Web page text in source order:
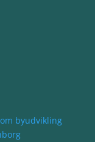
byudvikling